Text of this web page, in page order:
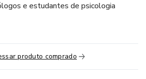
e estudantes de psicologia
produto comprado